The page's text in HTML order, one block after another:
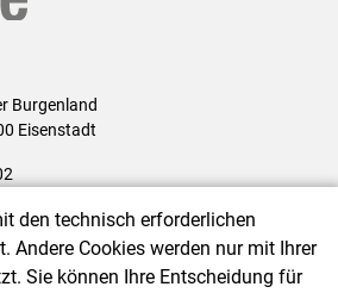
Burgenland
Eisenstadt
|Barrierefreiheit|
den technisch erforderlichen
Andere Cookies werden nur mit Ihrer
Sie können Ihre Entscheidung für